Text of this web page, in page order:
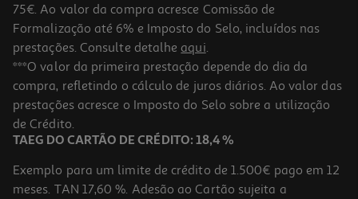
Escova Modeladora Rowenta K.lagerfeld Cf634lf0
59.99 €/un
59,99 €
75€. Ao valor da compra acresce Comissão de
Formalização até 6% e Imposto do Selo, incluídos nas
prestações. Consulte detalhe aqui.
***O valor da primeira prestação depende do dia da
compra, refletindo o cálculo de juros diários. Ao valor das
prestações acresce o Imposto do Selo sobre a utilização
de Crédito.
TAEG DO CARTÃO DE CRÉDITO: 18,4 %
Exemplo para um limite de crédito de 1.500€ pago em 12
meses. TAN 17,60 %. Adesão ao Cartão sujeita a